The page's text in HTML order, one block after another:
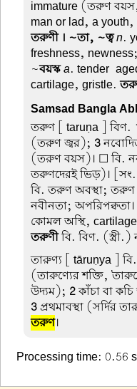
immature (তরুণ
man or lad, a
তরুণী । ~তা, ~ত্বn.
freshness,
~বয়স্কa. tender-
cartilage, gristle.
Samsad Bangla
তরুণ [ taruṇa ] বিণ.
(তরুণ জ্বর); 3
(তরুণ বয়স)। ☐ বি.
তরুণদেরই ভিড়)।
বি. তরুণ অবস্থা;
নবীনতা;
কোমল অস্থি,
তরুণীবি. বিণ. (স্ত্রী.)
তারুণ্য [ tāruṇya ] বি.
(তারুণ্যের শক্তি,
উদ্যম); 2কাঁচা বা
3প্রথমাবস্থা (সর্দির
তরুণ।
Processing time: 0.56 s